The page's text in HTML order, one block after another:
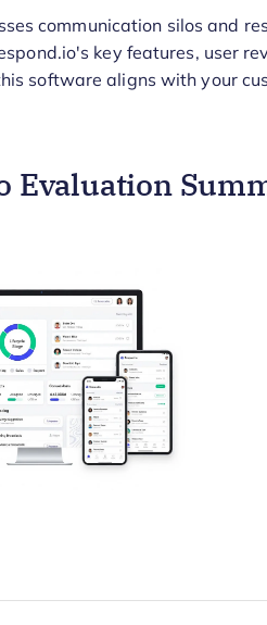
communication silos and
key features, user
software aligns with your
Evaluation